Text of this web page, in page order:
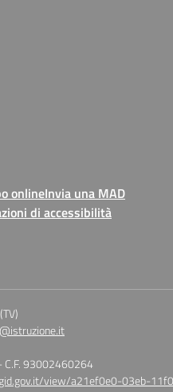
onlineInvia una MAD
di accessibilità
C.F. 93002460264
view/a21ef0e0-03eb-